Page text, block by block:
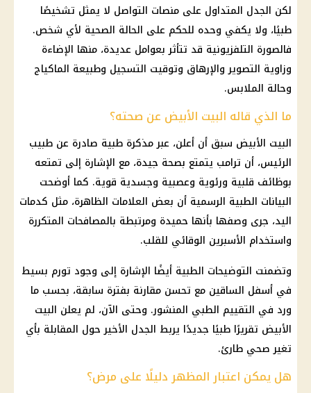
لكن الجدل المتداول على منصات التواصل لا يمثل تشخيصًا
طبيًا، ولا يكفي وحده للحكم على الحالة الصحية لأي شخص.
فالصورة التلفزيونية قد تتأثر بعوامل عديدة، منها الإضاءة
وزاوية التصوير والإرهاق وتوقيت التسجيل وطبيعة الماكياج
وحالة الملابس.
ما الذي قاله البيت الأبيض عن صحته؟
البيت الأبيض سبق أن أعلن، عبر مذكرة طبية صادرة عن طبيب
الرئيس، أن ترامب يتمتع بصحة جيدة، مع الإشارة إلى تمتعه
بوظائف قلبية ورئوية وعصبية وجسدية قوية. كما أوضحت
البيانات الطبية الرسمية أن بعض العلامات الظاهرة، مثل كدمات
اليد، جرى وصفها بأنها حميدة ومرتبطة بالمصافحات المتكررة
واستخدام الأسبرين الوقائي للقلب.
وتضمنت التوضيحات الطبية أيضًا الإشارة إلى وجود تورم بسيط
في أسفل الساقين مع تحسن مقارنة بفترة سابقة، بحسب ما
ورد في التقييم الطبي المنشور. وحتى الآن، لم يعلن البيت
الأبيض تقريرًا طبيًا جديدًا يربط الجدل الأخير حول المقابلة بأي
تغير صحي طارئ.
هل يمكن اعتبار المظهر دليلًا على مرض؟